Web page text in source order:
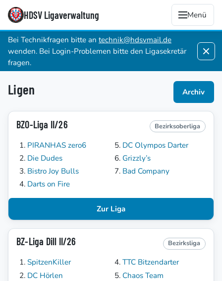
HDSV Ligaverwaltung Menü
Bei Technikfragen bitte an technik@hdsvmail.de
wenden. Bei Login-Problemen bitte den Ligasekretär
fragen.
Ligen Archiv
BZO-Liga II/26 Bezirksoberliga
PIRANHAS zero6
Die Dudes
Bistro Joy Bulls
Darts on Fire
DC Olympos Darter
Grizzly’s
Bad Company
Zur Liga
BZ-Liga Dill II/26 Bezirksliga
SpitzenKiller
DC Hörlen
TTC Bitzendarter
Chaos Team